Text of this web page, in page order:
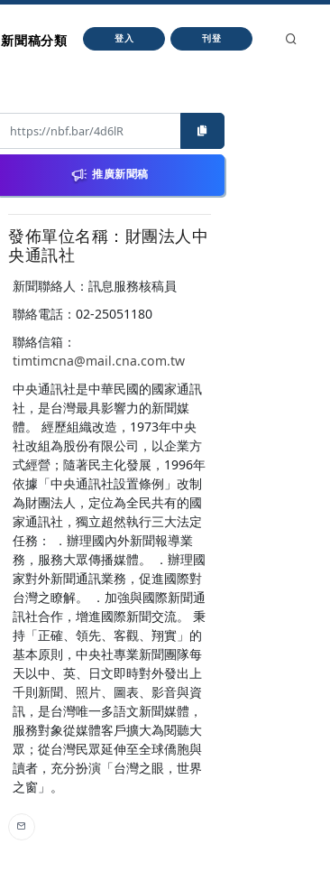
新聞稿分類 登入 刊登
推廣新聞稿
發佈單位名稱：財團法人中
央通訊社
新聞聯絡人：訊息服務核稿員
聯絡電話：02-25051180
聯絡信箱：
timtimcna@mail.cna.com.tw
中央通訊社是中華民國的國家通訊
社，是台灣最具影響力的新聞媒
體。 經歷組織改造，1973年中央
社改組為股份有限公司，以企業方
式經營；隨著民主化發展，1996年
依據「中央通訊社設置條例」改制
為財團法人，定位為全民共有的國
家通訊社，獨立超然執行三大法定
任務： ．辦理國內外新聞報導業
務，服務大眾傳播媒體。 ．辦理國
家對外新聞通訊業務，促進國際對
台灣之瞭解。 ．加強與國際新聞通
訊社合作，增進國際新聞交流。 秉
持「正確、領先、客觀、翔實」的
基本原則，中央社專業新聞團隊每
天以中、英、日文即時對外發出上
千則新聞、照片、圖表、影音與資
訊，是台灣唯一多語文新聞媒體，
服務對象從媒體客戶擴大為閱聽大
眾；從台灣民眾延伸至全球僑胞與
讀者，充分扮演「台灣之眼，世界
之窗」。